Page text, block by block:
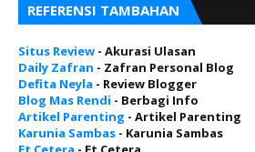
REFERENSI TAMBAHAN
Situs Review - Akurasi Ulasan
Daily Zafran - Zafran Personal Blog
Defita Neyla - Review Blogger
Blog Mas Rendi - Berbagi Info
Artikel Parenting - Artikel Parenting
Karunia Sambas - Karunia Sambas